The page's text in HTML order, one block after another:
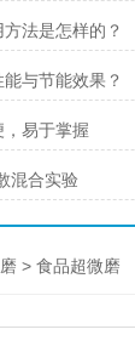
法是怎样的？
与节能效果？
易于掌握
混合实验
>食品超微磨